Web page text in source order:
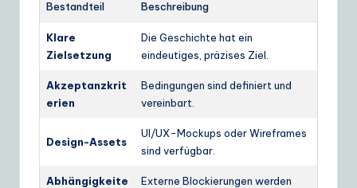
Bestandteil Beschreibung
Klare
Zielsetzung
Die Geschichte hat ein
eindeutiges, präzises Ziel.
Akzeptanzkrit
erien
Bedingungen sind definiert und
vereinbart.
Design-Assets
UI/UX-Mockups oder Wireframes
sind verfügbar.
Abhängigkeite
Externe Blockierungen werden